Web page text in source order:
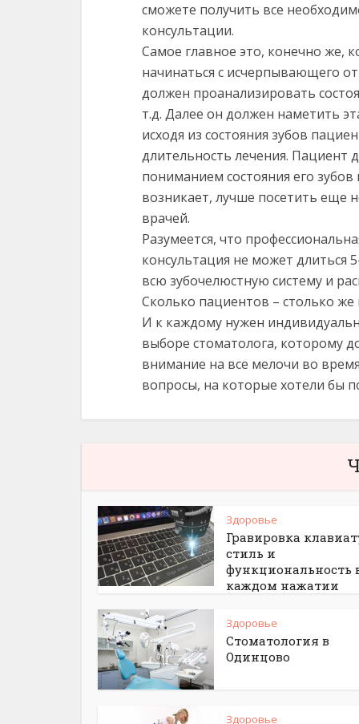
сможете получить все
консультации.
Самое главное это, конечно же,
начинаться с исчерпывающего
должен проанализировать
т.д. Далее он должен наметить
исходя из состояния зубов
длительность лечения. Пациент
пониманием состояния его
возникает, лучше посетить еще
врачей.
Разумеется, что
консультация не может длиться
всю зубочелюстную систему и
Сколько пациентов – столько же
И к каждому нужен
выборе стоматолога, которому
внимание на все мелочи во
вопросы, на которые хотели бы
Здоровье
Гравировка
стиль и
функциональность
каждом нажатии
Здоровье
Стоматология в
Одинцово
Здоровье